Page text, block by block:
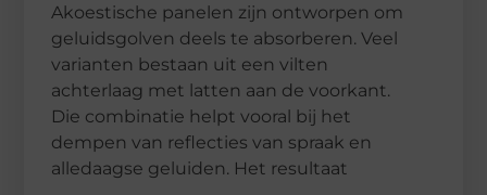
Akoestische panelen zijn ontworpen om
geluidsgolven deels te absorberen. Veel
varianten bestaan uit een vilten
achterlaag met latten aan de voorkant.
Die combinatie helpt vooral bij het
dempen van reflecties van spraak en
alledaagse geluiden. Het resultaat